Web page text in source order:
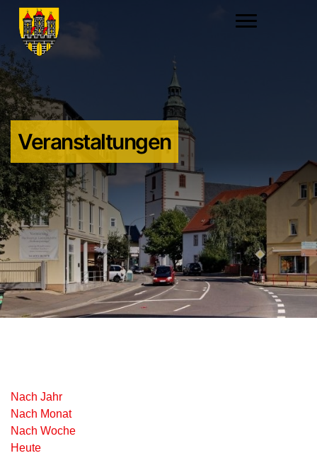
Veranstaltungen
Nach Jahr
Nach Monat
Nach Woche
Heute